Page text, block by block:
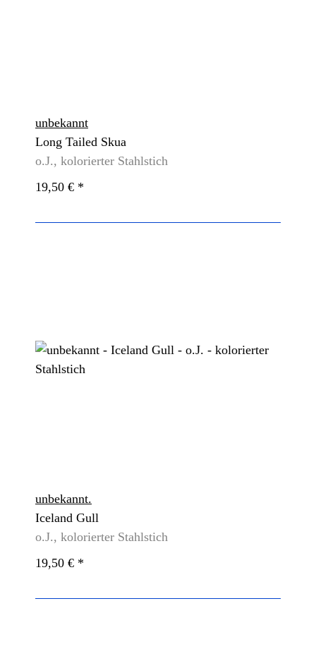
unbekannt
Long Tailed Skua
o.J., kolorierter Stahlstich
19,50 € *
unbekannt.
Iceland Gull
o.J., kolorierter Stahlstich
19,50 € *